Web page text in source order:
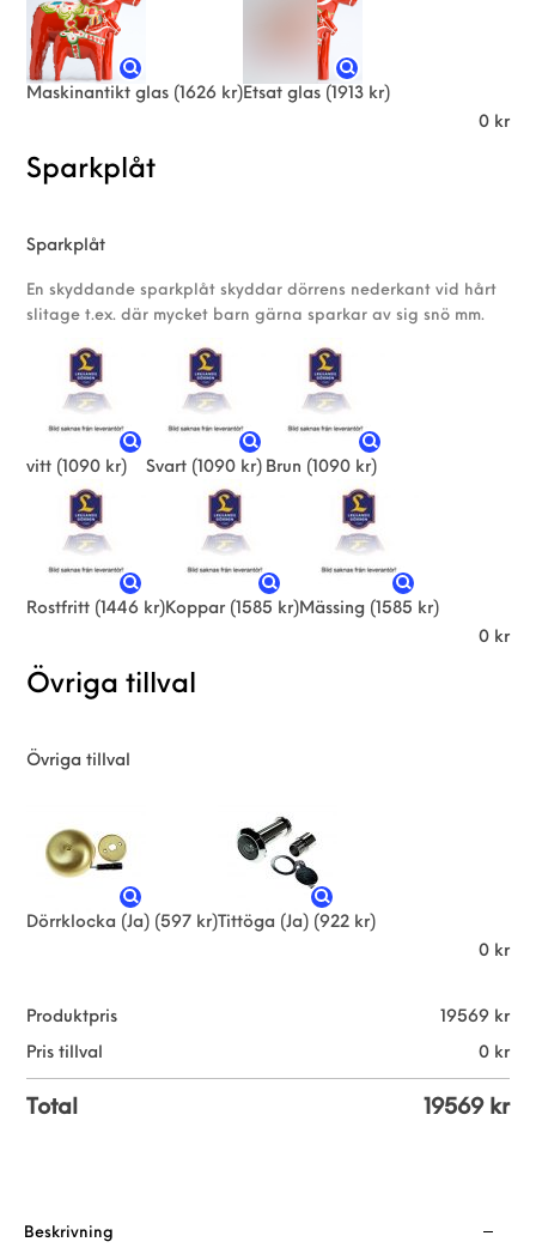
Maskinantikt glas (1626 kr)Etsat glas (1913 kr)
0 kr
Sparkplåt
Sparkplåt
En skyddande sparkplåt skyddar dörrens nederkant vid hårt
slitage t.ex. där mycket barn gärna sparkar av sig snö mm.
vitt (1090 kr) Svart (1090 kr) Brun (1090 kr)
Rostfritt (1446 kr)Koppar(1585 kr)Mässing (1585 kr)
0 kr
Övriga tillval
Övriga tillval
Dörrklocka (Ja) (597 kr)Tittöga (Ja) (922 kr)
0 kr
Produktpris 19569 kr
Pris tillval
0 kr
Total 19569 kr
Beskrivning